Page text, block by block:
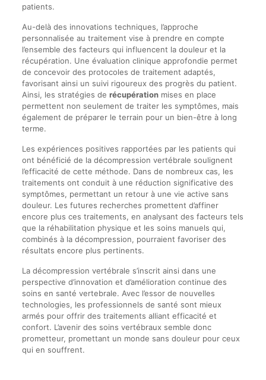
patients.
Au-delà des innovations techniques, l’approche
personnalisée au traitement vise à prendre en compte
l’ensemble des facteurs qui influencent la douleur et la
récupération. Une évaluation clinique approfondie permet
de concevoir des protocoles de traitement adaptés,
favorisant ainsi un suivi rigoureux des progrès du patient.
Ainsi, les stratégies de récupérationmises en place
permettent non seulement de traiter les symptômes, mais
également de préparer le terrain pour un bien-être à long
terme.
Les expériences positives rapportées par les patients qui
ont bénéficié de la décompression vertébrale soulignent
l’efficacité de cette méthode. Dans de nombreux cas, les
traitements ont conduit à une réduction significative des
symptômes, permettant un retour à une vie active sans
douleur. Les futures recherches promettent d’affiner
encore plus ces traitements, en analysant des facteurs tels
que la réhabilitation physique et les soins manuels qui,
combinés à la décompression, pourraient favoriser des
résultats encore plus pertinents.
La décompression vertébrale s’inscrit ainsi dans une
perspective d’innovation et d’amélioration continue des
soins en santé vertebrale. Avec l’essor de nouvelles
technologies, les professionnels de santé sont mieux
armés pour offrir des traitements alliant efficacité et
confort. L’avenir des soins vertébraux semble donc
prometteur, promettant un monde sans douleur pour ceux
qui en souffrent.